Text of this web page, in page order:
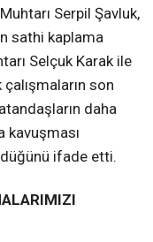
Serpil Şavluk,
sathi kaplama
Selçuk Karak ile
son
daha
kavuşması
ifade etti.